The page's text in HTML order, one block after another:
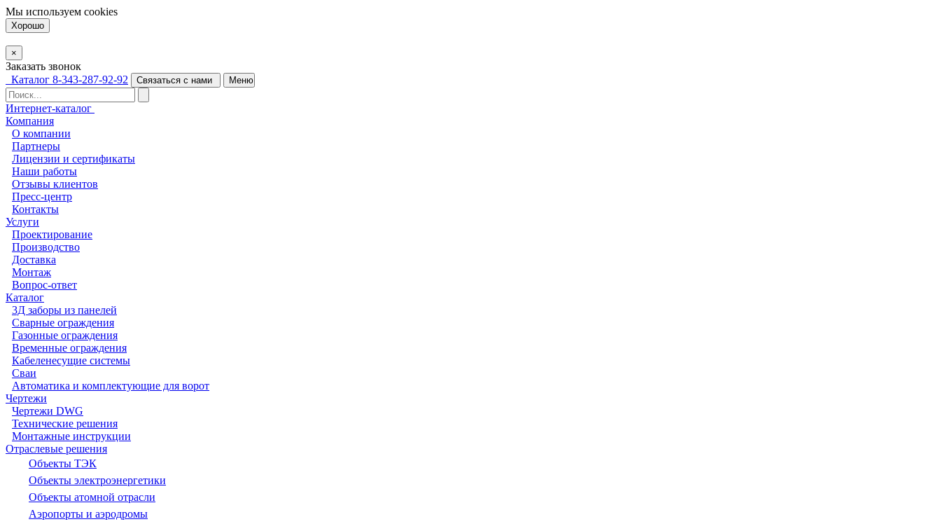
Мы используем cookies
Хорошо
×
Заказать звонок
Каталог 8-343-287-92-92 Связаться с нами Меню
Интернет-каталог
Компания
О компании
Партнеры
Лицензии и сертификаты
Наши работы
Отзывы клиентов
Пресс-центр
Контакты
Услуги
Проектирование
Производство
Доставка
Монтаж
Вопрос-ответ
Каталог
3Д заборы из панелей
Сварные ограждения
Газонные ограждения
Временные ограждения
Кабеленесущие системы
Cваи
Автоматика и комплектующие для ворот
Чертежи
Чертежи DWG
Технические решения
Монтажные инструкции
Отраслевые решения
Объекты ТЭК
Объекты электроэнергетики
Объекты атомной отрасли
Аэропорты и аэродромы